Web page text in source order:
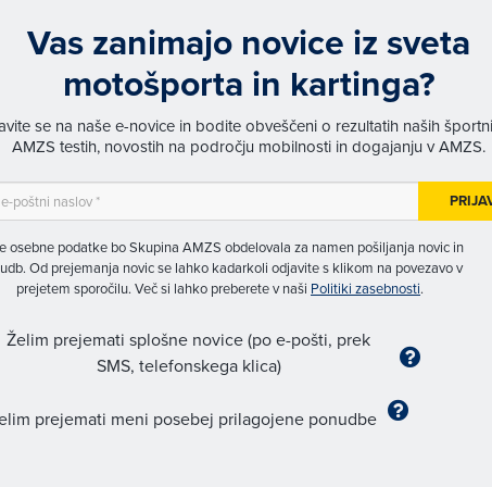
Vas zanimajo novice iz sveta
motošporta in kartinga?
se na naše e-novice in bodite obveščeni o rezultatih naših
AMZS testih, novostih na področju mobilnosti in dogajanju v AMZS.
osebne podatke bo Skupina AMZS obdelovala za namen pošiljanja novic in
Od prejemanja novic se lahko kadarkoli odjavite s klikom na povezavo v
prejetem sporočilu. Več si lahko preberete v naši Politiki zasebnosti.
Želim prejemati splošne novice (po e-pošti, prek
SMS, telefonskega klica)
prejemati meni posebej prilagojene ponudbe